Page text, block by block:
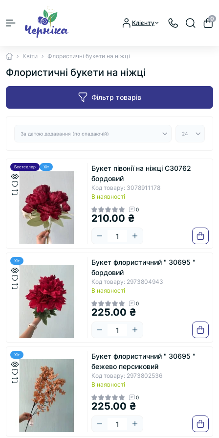
Клієнту
0
Квіти Флористичні букети на ніжці
Флористичні букети на ніжці
Фільтр товарів
Бестселер Хіт
Букет півонії на ніжці С30762
бордовий
Код товару: 3078911178
В наявності
0
210.00 ₴
Хіт
Букет флористичний " 30695 "
бордовий
Код товару: 2973804943
В наявності
0
225.00 ₴
Хіт
Букет флористичний " 30695 "
бежево персиковий
Код товару: 2973802536
В наявності
0
225.00 ₴